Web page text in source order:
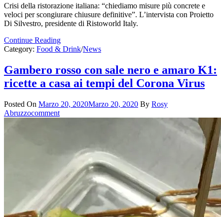
Crisi della ristorazione italiana: “chiediamo misure più concrete e
veloci per scongiurare chiusure definitive”. L’intervista con Proietto
Di Silvestro, presidente di Ristoworld Italy.
Continue Reading
Category: Food & Drink/News
Gambero rosso con sale nero e amaro K1:
ricette a casa ai tempi del Corona Virus
Posted On Marzo 20, 2020Marzo 20, 2020 By Rosy
Abruzzocomment